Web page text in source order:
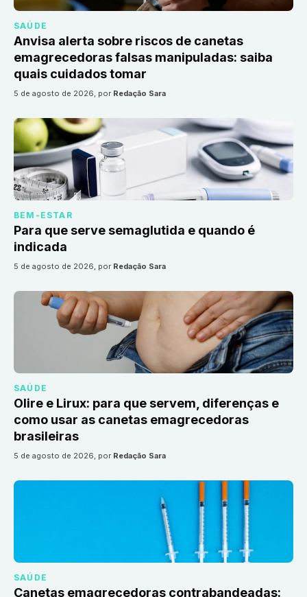
SAÚDE
Anvisa alerta sobre riscos de canetas
emagrecedoras falsas manipuladas: saiba
quais cuidados tomar
5 de agosto de 2026, por Redação Sara
BEM-ESTAR
Para que serve semaglutida e quando é
indicada
5 de agosto de 2026, por Redação Sara
SAÚDE
Olire e Lirux: para que servem, diferenças e
como usar as canetas emagrecedoras
brasileiras
5 de agosto de 2026, por Redação Sara
SAÚDE
Canetas emagrecedoras contrabandeadas: